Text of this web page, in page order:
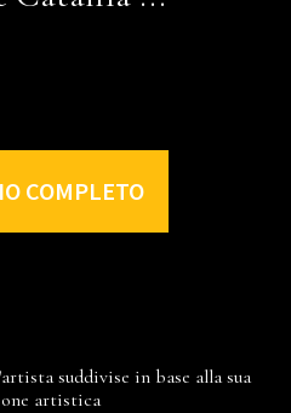
COMPLETO
suddivise in base alla sua
artistica